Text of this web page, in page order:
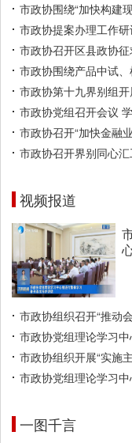
市政协围绕“加快构建
市政协提案办理工作
市政协召开区县政协
市政协围绕产品中试
市政协第十九界别组
市政协党组召开会议
市政协召开“加快金融
市政协召开界别同心
视频报道
市政协组织召开“推动
市政协党组理论学习
市政协组织开展“实施
市政协党组理论学习
一图千言